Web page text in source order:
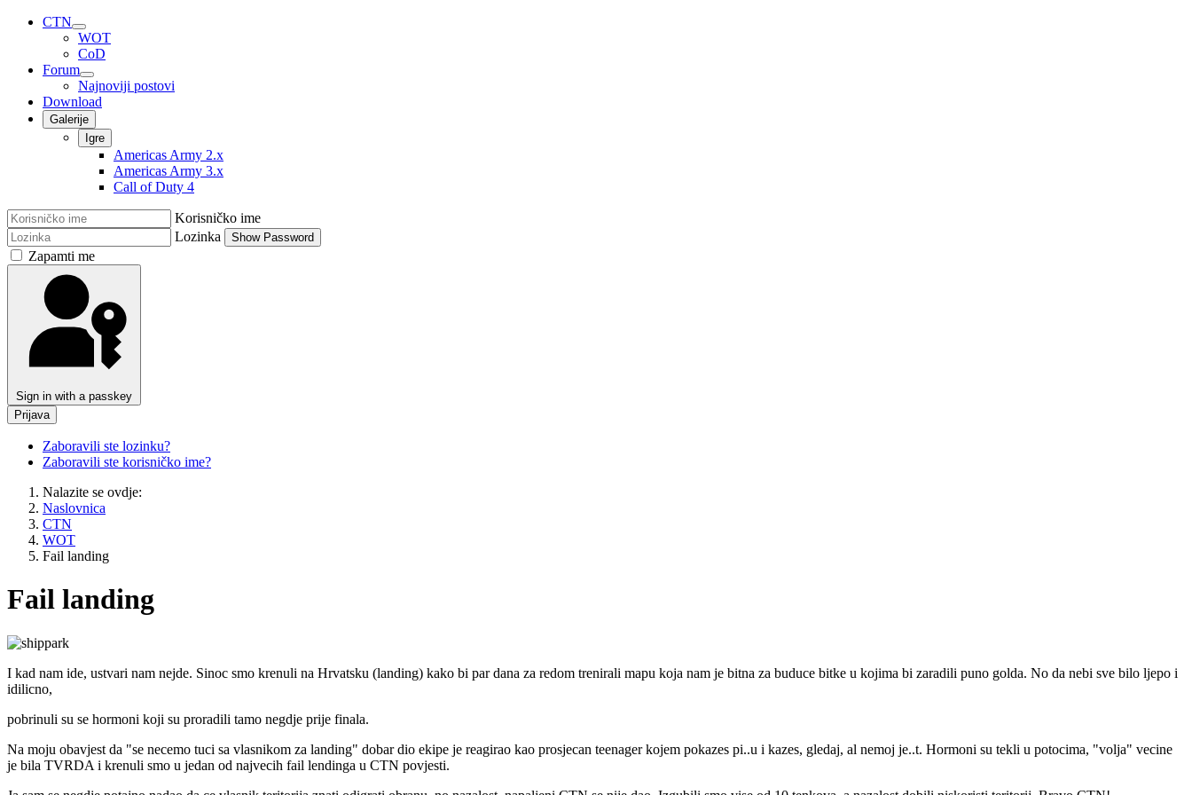
CTN
WOT
CoD
Forum
Najnoviji postovi
Download
Galerije
Igre
Americas Army 2.x
Americas Army 3.x
Call of Duty 4
Korisničko ime
Lozinka
Show Password
Zapamti me
Sign in with a passkey
Prijava
Zaboravili ste lozinku?
Zaboravili ste korisničko ime?
Nalazite se ovdje:
Naslovnica
CTN
WOT
Fail landing
Fail landing
I kad nam ide, ustvari nam nejde. Sinoc smo krenuli na Hrvatsku (landing) kako bi par dana za redom trenirali mapu koja nam je bitna za buduce bitke u kojima bi zaradili puno golda. No da nebi sve bilo ljepo i
idilicno,
pobrinuli su se hormoni koji su proradili tamo negdje prije finala.
Na moju obavjest da "se necemo tuci sa vlasnikom za landing" dobar dio ekipe je reagirao kao prosjecan teenager kojem pokazes pi..u i kazes, gledaj, al nemoj je..t. Hormoni su tekli u potocima, "volja" vecine
je bila TVRDA i krenuli smo u jedan od najvecih fail lendinga u CTN povjesti.